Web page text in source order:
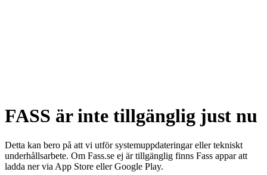
FASS är inte tillgänglig just nu
Detta kan bero på att vi utför systemuppdateringar eller tekniskt
underhållsarbete. Om Fass.se ej är tillgänglig finns Fass appar att
ladda ner via App Store eller Google Play.